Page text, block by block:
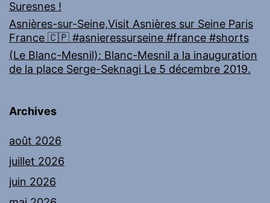
Suresnes !
Asnières-sur-Seine,Visit Asnières sur Seine Paris
France 🇨🇵 #asnieressurseine #france #shorts
(Le Blanc-Mesnil): Blanc-Mesnil a la inauguration
de la place Serge-Seknagi Le 5 décembre 2019.
Archives
août 2026
juillet 2026
juin 2026